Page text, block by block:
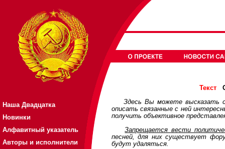
Наша Двадцатка
Новинки
Алфавитный указатель
Авторы и исполнители
Текст
Здесь Вы можете высказать
описать связанные с ней
получить объективное
Запрещается вести
песней, для них существует
будут удаляться.